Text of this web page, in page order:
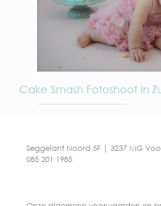
Cake Smash Fotoshoot in
Seggelant Noord 5F | 3237 MG
085 201 1985